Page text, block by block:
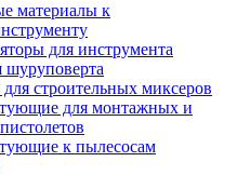
материалы к
для инструмента
шуруповерта
строительных миксеров
для монтажных и
к пылесосам